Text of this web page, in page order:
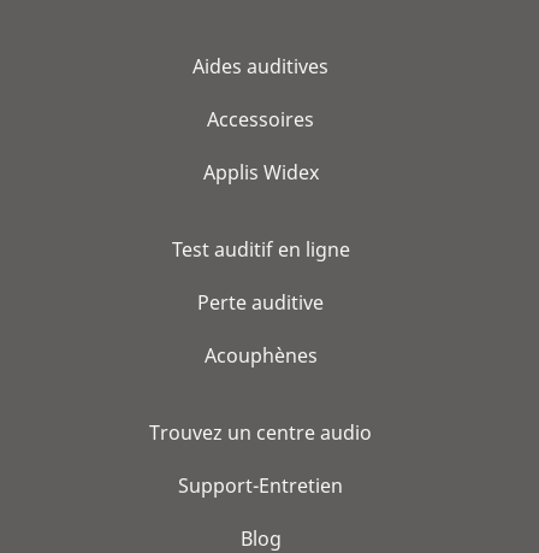
Aides auditives
Accessoires
Applis Widex
Test auditif en ligne
Perte auditive
Acouphènes
Trouvez un centre audio
Support-Entretien
Blog